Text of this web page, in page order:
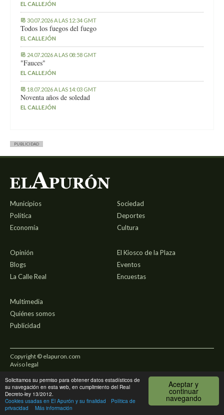
Aceptar y
continuar
navegando
Solicitamos su permiso para obtener datos estadísticos de
su navegación en esta web, en cumplimiento del Real
Decreto-ley 13/2012.
Cookies usadas en El Apurón y su finalidad
Política de
privacidad
Más información
EL CALLEJÓN
30.07.2026 A LAS 12:34 GMT
Todos los fuegos del fuego
EL CALLEJÓN
24.07.2026 A LAS 08:58 GMT
"Fauces"
EL CALLEJÓN
18.07.2026 A LAS 14:03 GMT
Noventa años de soledad
EL CALLEJÓN
PUBLICIDAD
Municipios
Política
Economía
Sociedad
Deportes
Cultura
Opinión
Blogs
La Calle Real
El Kiosco de la Plaza
Eventos
Encuestas
Multimedia
Quiénes somos
Publicidad
Copyright © elapuron.com
Aviso legal
Política de privacidad
Uso de cookies